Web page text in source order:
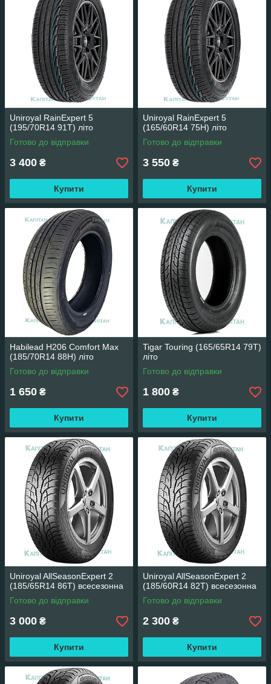
Uniroyal RainExpert 5
(195/70R14 91T) літо
Готово до відправки
3 400 ₴
Купити
Uniroyal RainExpert 5
(165/60R14 75H) літо
Готово до відправки
3 550 ₴
Купити
Habilead H206 Comfort Max
(185/70R14 88H) літо
Готово до відправки
1 650 ₴
Купити
Tigar Touring (165/65R14 79T)
літо
Готово до відправки
1 800 ₴
Купити
Uniroyal AllSeasonExpert 2
(185/65R14 86T) всесезонна
Готово до відправки
3 000 ₴
Купити
Uniroyal AllSeasonExpert 2
(185/60R14 82T) всесезонна
Готово до відправки
2 300 ₴
Купити